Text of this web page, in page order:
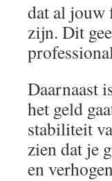
dat al jouw
zijn. Dit
Daarnaast
het geld
stabiliteit
zien dat je
en